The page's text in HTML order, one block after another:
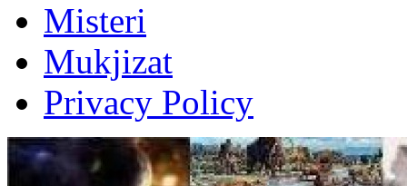
Misteri
Mukjizat
Privacy Policy